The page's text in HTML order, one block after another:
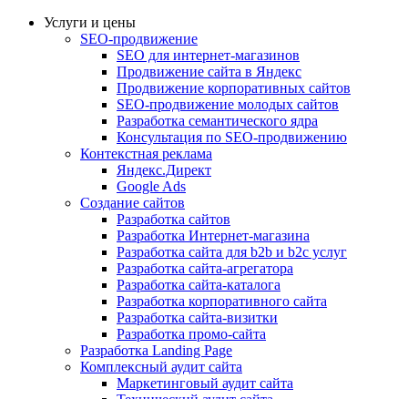
Услуги и цены
SEO-продвижение
SEO для интернет-магазинов
Продвижение сайта в Яндекс
Продвижение корпоративных сайтов
SEO-продвижение молодых сайтов
Разработка семантического ядра
Консультация по SEO-продвижению
Контекстная реклама
Яндекс.Директ
Google Ads
Создание сайтов
Разработка сайтов
Разработка Интернет-магазина
Разработка сайта для b2b и b2c услуг
Разработка сайта-агрегатора
Разработка сайта-каталога
Разработка корпоративного сайта
Разработка сайта-визитки
Разработка промо-сайта
Разработка Landing Page
Комплексный аудит сайта
Маркетинговый аудит сайта